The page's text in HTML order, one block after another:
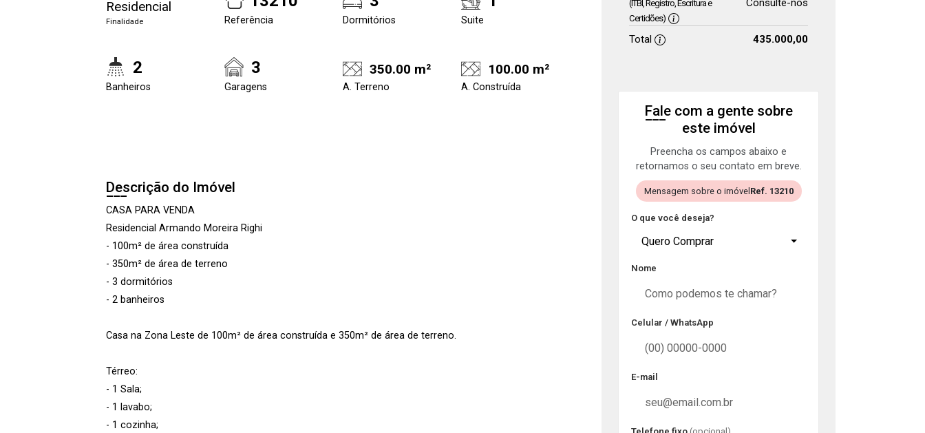
Residencial
Finalidade Referência Dormitórios Suite
2
Banheiros
3
Garagens
350.00 m²
A. Terreno
100.00 m²
A. Construída
Descrição do Imóvel
CASA PARA VENDA
Residencial Armando Moreira Righi
- 100m² de área construída
- 350m² de área de terreno
- 3 dormitórios
- 2 banheiros
Casa na Zona Leste de 100m² de área construída e 350m² de área de terreno.
Térreo:
- 1 Sala;
- 1 lavabo;
- 1 cozinha;
(ITBI, Registro, Escritura e
Certidões)
Consulte-nos
Total 435.000,00
Fale com a gente sobre
este imóvel
Preencha os campos abaixo e
retornamos o seu contato em breve.
Mensagem sobre o imóvel Ref. 13210
O que você deseja?
Quero Comprar
Nome
Celular / WhatsApp
E-mail